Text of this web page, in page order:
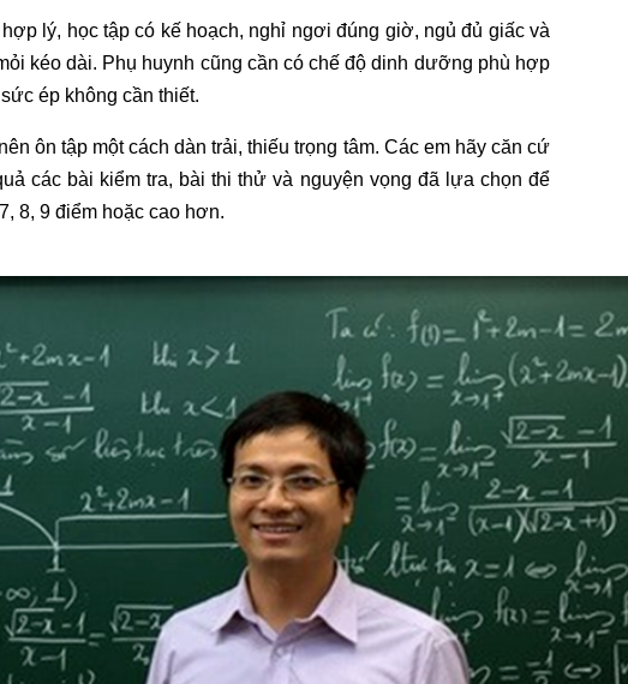
lý, học tập có kế hoạch, nghỉ ngơi đúng giờ, ngủ đủ giấc và
kéo dài. Phụ huynh cũng cần có chế độ dinh dưỡng phù hợp
ép không cần thiết.
ôn tập một cách dàn trải, thiếu trọng tâm. Các em hãy căn cứ
các bài kiểm tra, bài thi thử và nguyện vọng đã lựa chọn để
8, 9 điểm hoặc cao hơn.